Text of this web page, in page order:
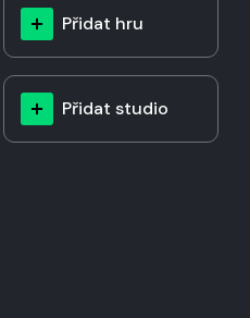
Přidat hru
Přidat studio